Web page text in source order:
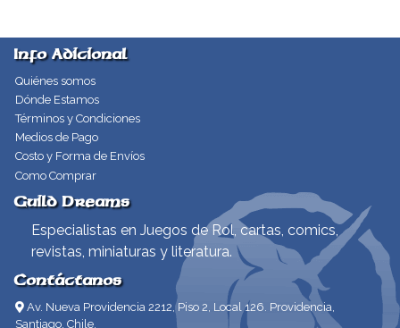
Info Adicional
Quiénes somos
Dónde Estamos
Términos y Condiciones
Medios de Pago
Costo y Forma de Envíos
Como Comprar
Guild Dreams
Especialistas en Juegos de Rol, cartas, comics,
revistas, miniaturas y literatura.
Contáctanos
Av. Nueva Providencia 2212, Piso 2, Local 126. Providencia,
Santiago, Chile.